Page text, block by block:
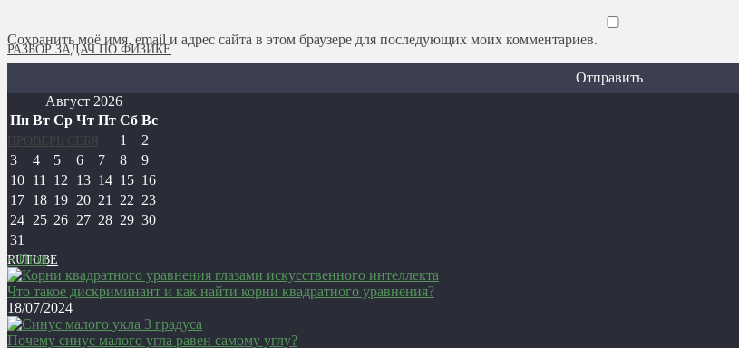
РАЗБОР ЗАДАЧ ПО ФИЗИКЕ
ПРОВЕРЬ СЕБЯ
RUTUBE
Сохранить моё имя, email и адрес сайта в этом браузере для последующих моих комментариев.
Август 2026
Пн Вт Ср Чт Пт Сб Вс
1
2
3
4 5 6 7 8
9
10 11 12 13 14 15 16
17 18 19 20 21 22 23
24 25 26 27 28 29 30
31
« Июл
Что такое дискриминант и как найти корни квадратного уравнения?
18/07/2024
Почему синус малого угла равен самому углу?